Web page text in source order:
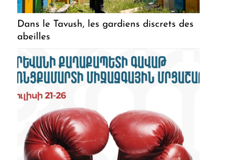
Dans le Tavush, les gardiens discrets des
abeilles